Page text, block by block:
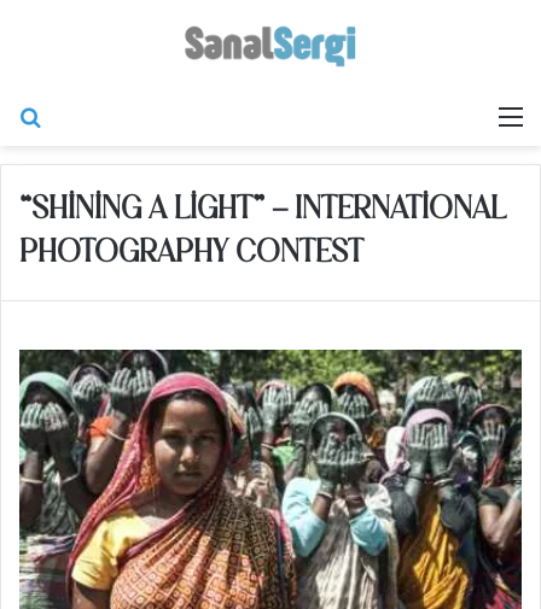
“SHINING A LIGHT” – INTERNATIONAL
PHOTOGRAPHY CONTEST